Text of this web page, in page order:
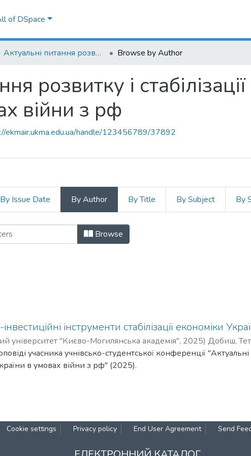
of DSpace
Актуальні питання розвитку і стабілізації економіки України в умовах війни з рф Browse by Author
розвитку і
війни з рф
ekmair.ukma.edu.ua/handle/123456789/37892
By Issue Date By Author By Title By Subject By
розвитку і стабілізації
Browse
інструменти стабілізації економіки
університет "Києво-Могилянська академія", 2025) Добиш,
учасника учнівсько-студентської конференції "Актуальні
в умовах війни з рф" (2025).
Cookie settings Privacy policy End User Agreement Send